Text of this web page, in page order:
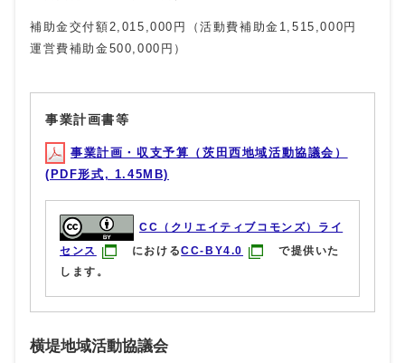
補助金交付額2,015,000円（活動費補助金1,515,000円
運営費補助金500,000円）
事業計画書等
事業計画・収支予算（茨田西地域活動協議会）
(PDF形式, 1.45MB)
CC（クリエイティブコモンズ）ライ
センス
におけるCC-BY4.0
で提供いた
します。
横堤地域活動協議会